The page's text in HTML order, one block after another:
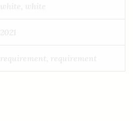
white, white
2021
requirement, requirement